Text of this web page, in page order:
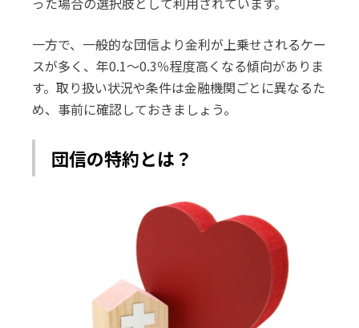
一方で、一般的な団信より金利が上乗せされるケー
スが多く、年0.1〜0.3％程度高くなる傾向がありま
す。取り扱い状況や条件は金融機関ごとに異なるた
め、事前に確認しておきましょう。
団信の特約とは？